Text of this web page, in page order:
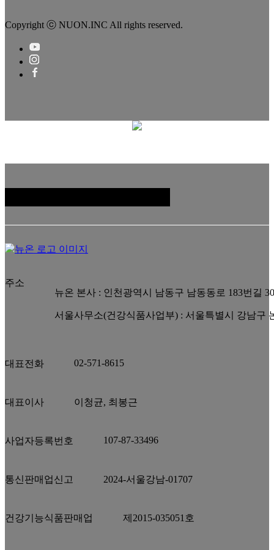
Copyright ⓒ NUON.INC All rights reserved.
주소
뉴온 본사 : 인천광역시 남동구 남동동로 183번길
서울사무소(건강식품사업부) : 서울특별시 강남구
대표전화 02-571-8615
대표이사 이청균, 최봉근
사업자등록번호 107-87-33496
통신판매업신고 2024-서울강남-01707
건강기능식품판매업 제2015-035051호